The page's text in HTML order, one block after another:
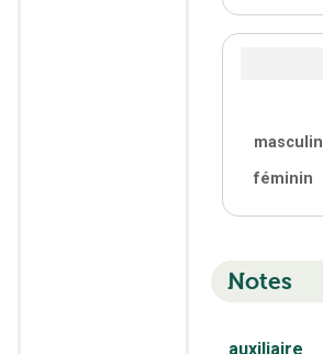
masculin
féminin
Notes
auxiliaire